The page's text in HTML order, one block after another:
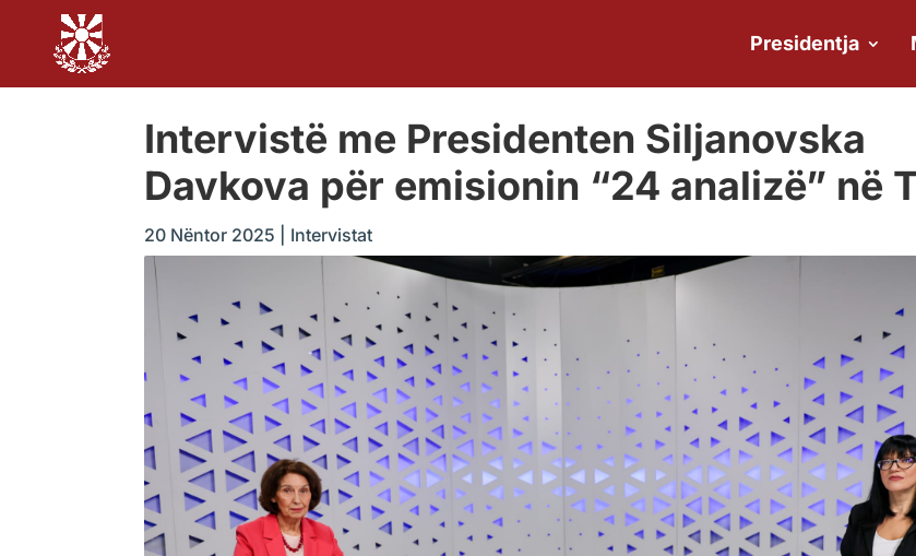
Presidentja
Intervistë me Presidenten Siljanovska
Davkova për emisionin “24 analizë” në
20 Nëntor 2025 Intervistat